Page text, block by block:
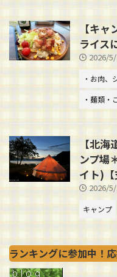
【キ
ライス
2026/
・お肉、
・麺類・
【北
ンプ場
イト)【
2026/
キャンプ
ランキングに参加中！